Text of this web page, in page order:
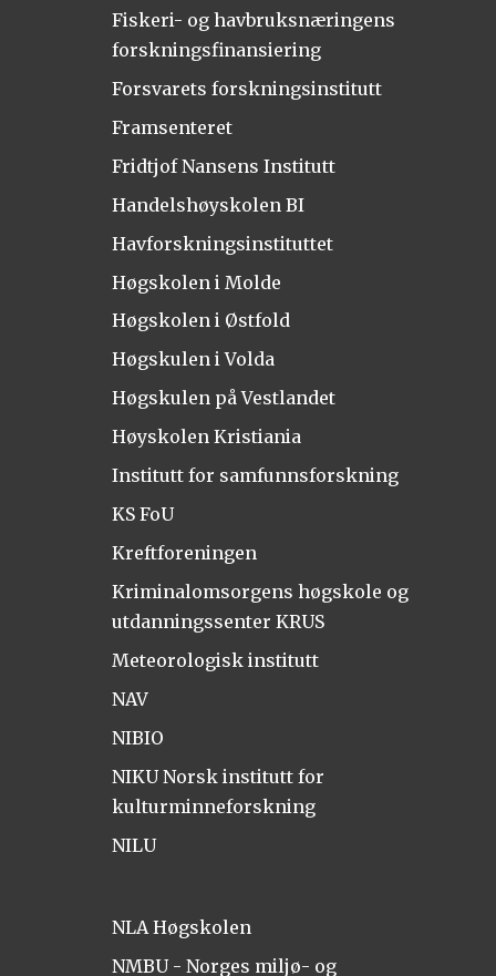
Fiskeri- og havbruksnæringens
forskningsfinansiering
Forsvarets forskningsinstitutt
Framsenteret
Fridtjof Nansens Institutt
Handelshøyskolen BI
Havforskningsinstituttet
Høgskolen i Molde
Høgskolen i Østfold
Høgskulen i Volda
Høgskulen på Vestlandet
Høyskolen Kristiania
Institutt for samfunnsforskning
KS FoU
Kreftforeningen
Kriminalomsorgens høgskole og
utdanningssenter KRUS
Meteorologisk institutt
NAV
NIBIO
NIKU Norsk institutt for
kulturminneforskning
NILU
NLA Høgskolen
NMBU - Norges miljø- og